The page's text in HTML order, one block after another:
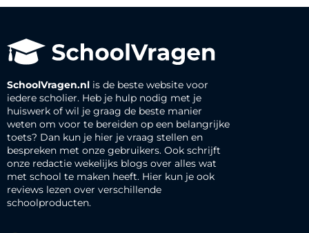
SchoolVragen.nl is de beste website voor
iedere scholier. Heb je hulp nodig met je
huiswerk of wil je graag de beste manier
weten om voor te bereiden op een belangrijke
toets? Dan kun je hier je vraag stellen en
bespreken met onze gebruikers. Ook schrijft
onze redactie wekelijks blogs over alles wat
met school te maken heeft. Hier kun je ook
reviews lezen over verschillende
schoolproducten.